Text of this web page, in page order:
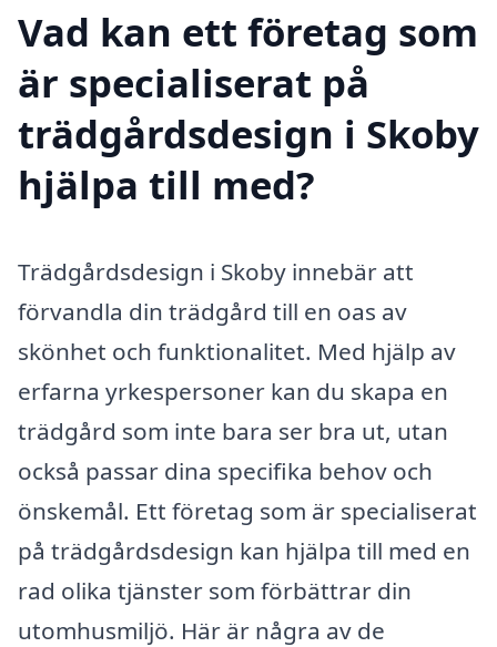
Vad kan ett företag som
är specialiserat på
trädgårdsdesign i Skoby
hjälpa till med?
Trädgårdsdesign i Skoby innebär att
förvandla din trädgård till en oas av
skönhet och funktionalitet. Med hjälp av
erfarna yrkespersoner kan du skapa en
trädgård som inte bara ser bra ut, utan
också passar dina specifika behov och
önskemål. Ett företag som är specialiserat
på trädgårdsdesign kan hjälpa till med en
rad olika tjänster som förbättrar din
utomhusmiljö. Här är några av de